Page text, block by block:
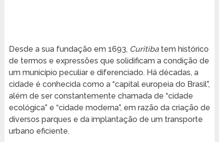
Desde a sua fundação em 1693, Curitibatem histórico
de termos e expressões que solidificam a condição de
um município peculiar e diferenciado. Há décadas, a
cidade é conhecida como a “capital europeia do Brasil”,
além de ser constantemente chamada de “cidade
ecológica” e “cidade moderna”, em razão da criação de
diversos parques e da implantação de um transporte
urbano eficiente.